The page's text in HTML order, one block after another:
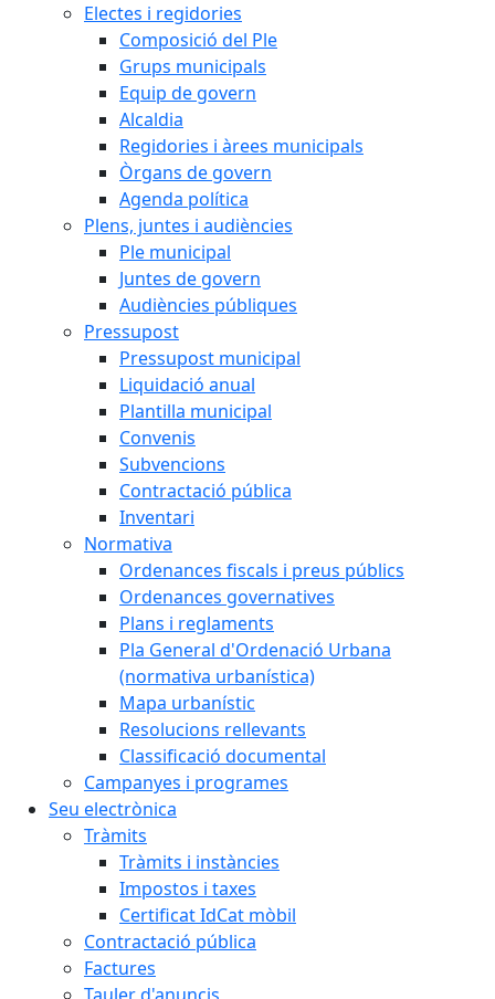
Electes i regidories
Composició del Ple
Grups municipals
Equip de govern
Alcaldia
Regidories i àrees municipals
Òrgans de govern
Agenda política
Plens, juntes i audiències
Ple municipal
Juntes de govern
Audiències públiques
Pressupost
Pressupost municipal
Liquidació anual
Plantilla municipal
Convenis
Subvencions
Contractació pública
Inventari
Normativa
Ordenances fiscals i preus públics
Ordenances governatives
Plans i reglaments
Pla General d'Ordenació Urbana
(normativa urbanística)
Mapa urbanístic
Resolucions rellevants
Classificació documental
Campanyes i programes
Seu electrònica
Tràmits
Tràmits i instàncies
Impostos i taxes
Certificat IdCat mòbil
Contractació pública
Factures